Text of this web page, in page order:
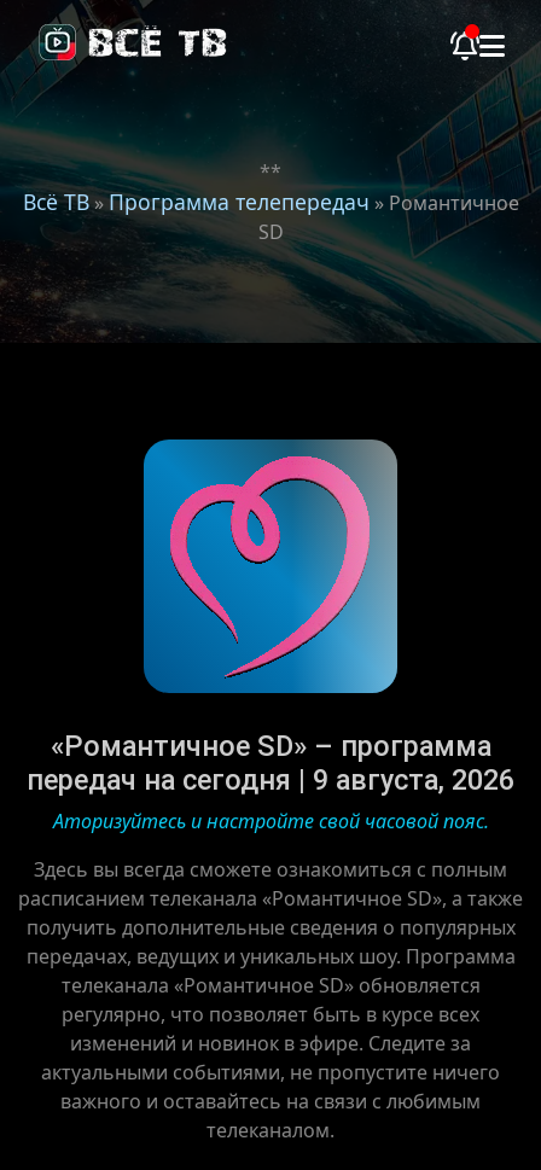
**
Всё ТВ»Программа телепередач » Романтичное
SD
«Романтичное SD» – программа
передач на сегодня | 9 августа, 2026
Аторизуйтесь и настройте свой часовой пояс.
Здесь вы всегда сможете ознакомиться с полным
расписанием телеканала «Романтичное SD», а также
получить дополнительные сведения о популярных
передачах, ведущих и уникальных шоу. Программа
телеканала «Романтичное SD» обновляется
регулярно, что позволяет быть в курсе всех
изменений и новинок в эфире. Следите за
актуальными событиями, не пропустите ничего
важного и оставайтесь на связи с любимым
телеканалом.